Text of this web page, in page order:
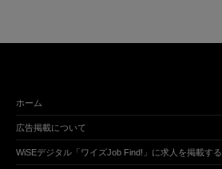
ホーム
広告掲載について
WiSEデジタル「ワイズJob Find!」に求人を掲載する